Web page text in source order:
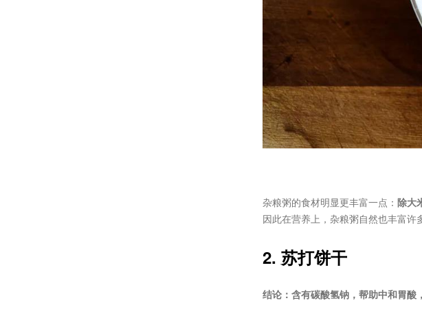
杂粮粥的食材明显更丰富一点： 除大
因此在营养上，杂粮粥自然也丰富许
2. 苏打饼干
结论：含有碳酸氢钠，帮助中和胃酸